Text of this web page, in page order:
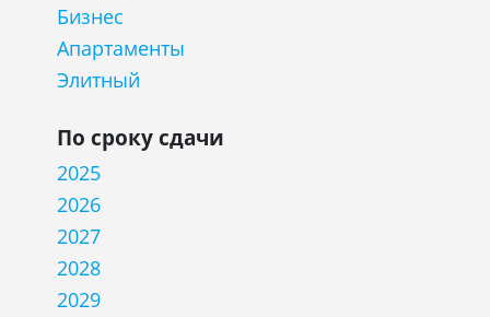
Бизнес
Апартаменты
Элитный
По сроку сдачи
2025
2026
2027
2028
2029